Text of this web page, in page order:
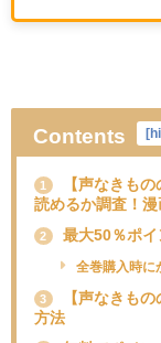
Contents
1
【声なきも
読めるか調査！
2 最大50％ポイ
全巻購入時に
3
【声なきも
方法